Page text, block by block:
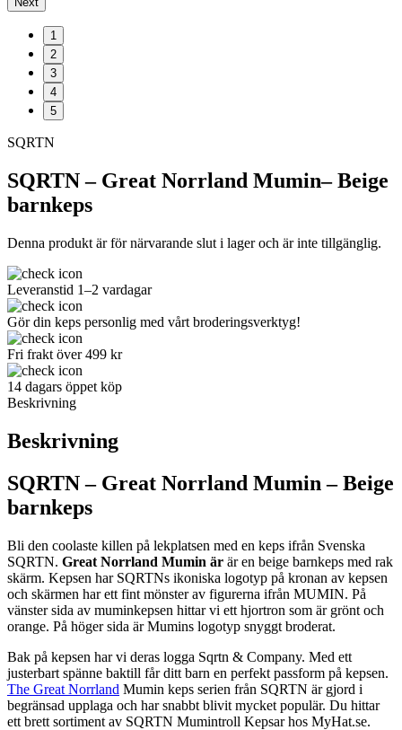
1
2
3
4
5
SQRTN
SQRTN – Great Norrland Mumin– Beige
barnkeps
Denna produkt är för närvarande slut i lager och är inte tillgänglig.
Leveranstid 1–2 vardagar
Gör din keps personlig med vårt broderingsverktyg!
Fri frakt över 499 kr
14 dagars öppet köp
Beskrivning
Beskrivning
SQRTN – Great Norrland Mumin – Beige
barnkeps
Bli den coolaste killen på lekplatsen med en keps ifrån Svenska
SQRTN. Great Norrland Mumin är är en beige barnkeps med rak
skärm. Kepsen har SQRTNs ikoniska logotyp på kronan av kepsen
och skärmen har ett fint mönster av figurerna ifrån MUMIN. På
vänster sida av muminkepsen hittar vi ett hjortron som är grönt och
orange. På höger sida är Mumins logotyp snyggt broderat.
Bak på kepsen har vi deras logga Sqrtn & Company. Med ett
justerbart spänne baktill får ditt barn en perfekt passform på kepsen.
The Great Norrland Mumin keps serien från SQRTN är gjord i
begränsad upplaga och har snabbt blivit mycket populär. Du hittar
ett brett sortiment av SQRTN Mumintroll Kepsar hos MyHat.se.